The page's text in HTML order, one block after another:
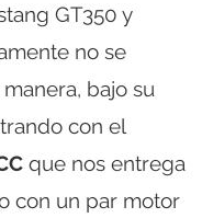
GT350 y
no se
bajo su
con el
que nos entrega
con un par motor